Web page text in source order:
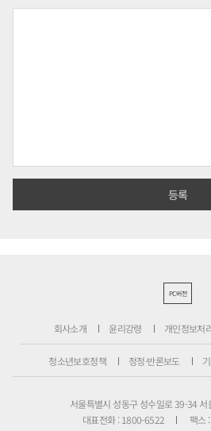
PC버전
회사소개 윤리강령 개인정보처
청소년보호정책 정정·반론보도
서울특별시 성동구 성수일로 39-34
대표전화 : 1800-6522
팩스